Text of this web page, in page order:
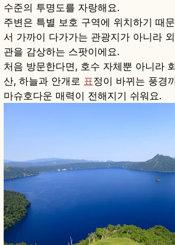
수준의 투명도를 자랑해요.
주변은 특별 보호 구역에 위치하기 때
서 가까이 다가가는 관광지가 아니라
관을 감상하는 스팟이에요.
처음 방문한다면, 호수 자체뿐 아니라
산, 하늘과 안개로 표정이 바뀌는 풍경
마슈호다운 매력이 전해지기 쉬워요.